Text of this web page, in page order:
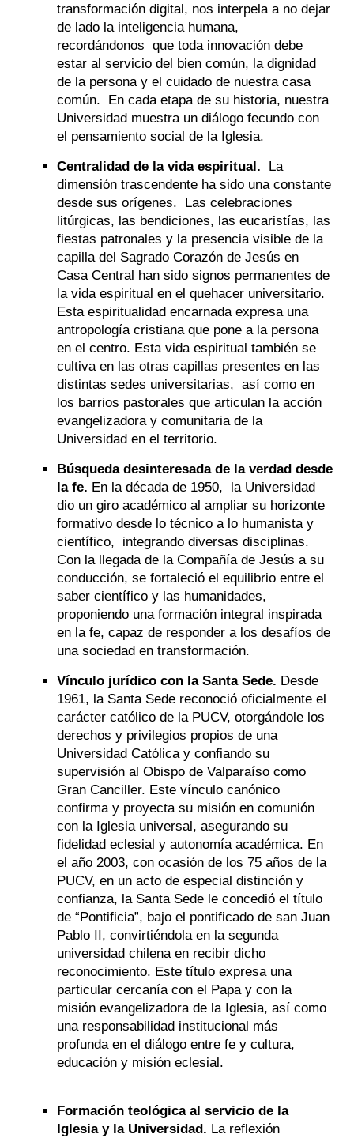
transformación digital, nos interpela a no dejar
de lado la inteligencia humana,
recordándonos que toda innovación debe
estar al servicio del bien común, la dignidad
de la persona y el cuidado de nuestra casa
común. En cada etapa de su historia, nuestra
Universidad muestra un diálogo fecundo con
el pensamiento social de la Iglesia.
Centralidad de la vida espiritual.
La
dimensión trascendente ha sido una constante
desde sus orígenes. Las celebraciones
litúrgicas, las bendiciones, las eucaristías, las
fiestas patronales y la presencia visible de la
capilla del Sagrado Corazón de Jesús en
Casa Central han sido signos permanentes de
la vida espiritual en el quehacer universitario.
Esta espiritualidad encarnada expresa una
antropología cristiana que pone a la persona
en el centro. Esta vida espiritual también se
cultiva en las otras capillas presentes en las
distintas sedes universitarias, así como en
los barrios pastorales que articulan la acción
evangelizadora y comunitaria de la
Universidad en el territorio.
Búsqueda desinteresada de la verdad desde
la fe. En la década de 1950, la Universidad
dio un giro académico al ampliar su horizonte
formativo desde lo técnico a lo humanista y
científico, integrando diversas disciplinas.
Con la llegada de la Compañía de Jesús a su
conducción, se fortaleció el equilibrio entre el
saber científico y las humanidades,
proponiendo una formación integral inspirada
en la fe, capaz de responder a los desafíos de
una sociedad en transformación.
Vínculo jurídico con la Santa Sede. Desde
1961, la Santa Sede reconoció oficialmente el
carácter católico de la PUCV, otorgándole los
derechos y privilegios propios de una
Universidad Católica y confiando su
supervisión al Obispo de Valparaíso como
Gran Canciller. Este vínculo canónico
confirma y proyecta su misión en comunión
con la Iglesia universal, asegurando su
fidelidad eclesial y autonomía académica. En
el año 2003, con ocasión de los 75 años de la
PUCV, en un acto de especial distinción y
confianza, la Santa Sede le concedió el título
de “Pontificia”, bajo el pontificado de san Juan
Pablo II, convirtiéndola en la segunda
universidad chilena en recibir dicho
reconocimiento. Este título expresa una
particular cercanía con el Papa y con la
misión evangelizadora de la Iglesia, así como
una responsabilidad institucional más
profunda en el diálogo entre fe y cultura,
educación y misión eclesial.
Formación teológica al servicio de la
Iglesia y la Universidad. La reflexión